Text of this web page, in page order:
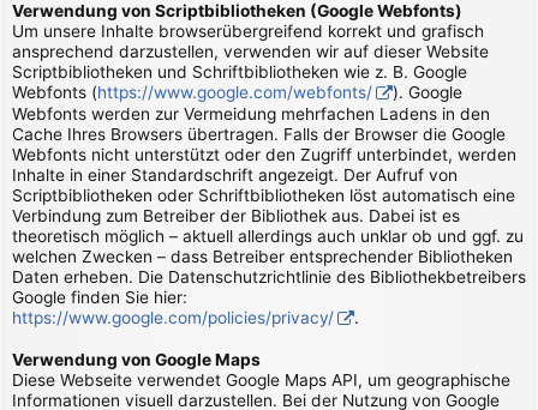
Verwendung von Scriptbibliotheken (Google Webfonts)
Um unsere Inhalte browserübergreifend korrekt und grafisch
ansprechend darzustellen, verwenden wir auf dieser Website
Scriptbibliotheken und Schriftbibliotheken wie z. B. Google
Webfonts (https://www.google.com/webfonts/
). Google
Webfonts werden zur Vermeidung mehrfachen Ladens in den
Cache Ihres Browsers übertragen. Falls der Browser die Google
Webfonts nicht unterstützt oder den Zugriff unterbindet, werden
Inhalte in einer Standardschrift angezeigt. Der Aufruf von
Scriptbibliotheken oder Schriftbibliotheken löst automatisch eine
Verbindung zum Betreiber der Bibliothek aus. Dabei ist es
theoretisch möglich – aktuell allerdings auch unklar ob und ggf. zu
welchen Zwecken – dass Betreiber entsprechender Bibliotheken
Daten erheben. Die Datenschutzrichtlinie des Bibliothekbetreibers
Google finden Sie hier:
https://www.google.com/policies/privacy/
.
Verwendung von Google Maps
Diese Webseite verwendet Google Maps API, um geographische
Informationen visuell darzustellen. Bei der Nutzung von Google